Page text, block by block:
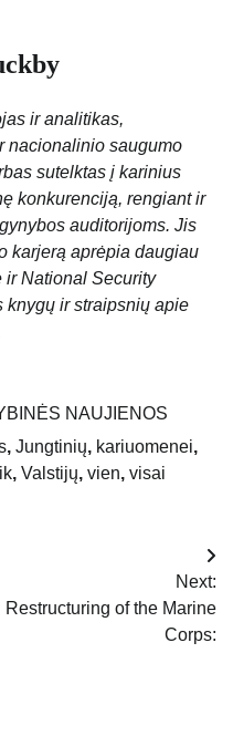
ir analitikas,
nacionalinio saugumo
sutelktas į karinius
konkurenciją, rengiant ir
auditorijoms. Jis
karjerą aprėpia daugiau
ir National Security
knygų ir straipsnių apie
NAUJIENOS
, Jungtinių, kariuomenei,
, Valstijų, vien, visai
Next:
Restructuring of the Marine
Corps: